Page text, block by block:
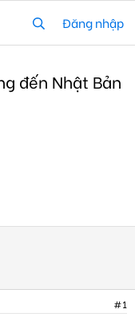
Đăng nhập
đến Nhật Bản
#1